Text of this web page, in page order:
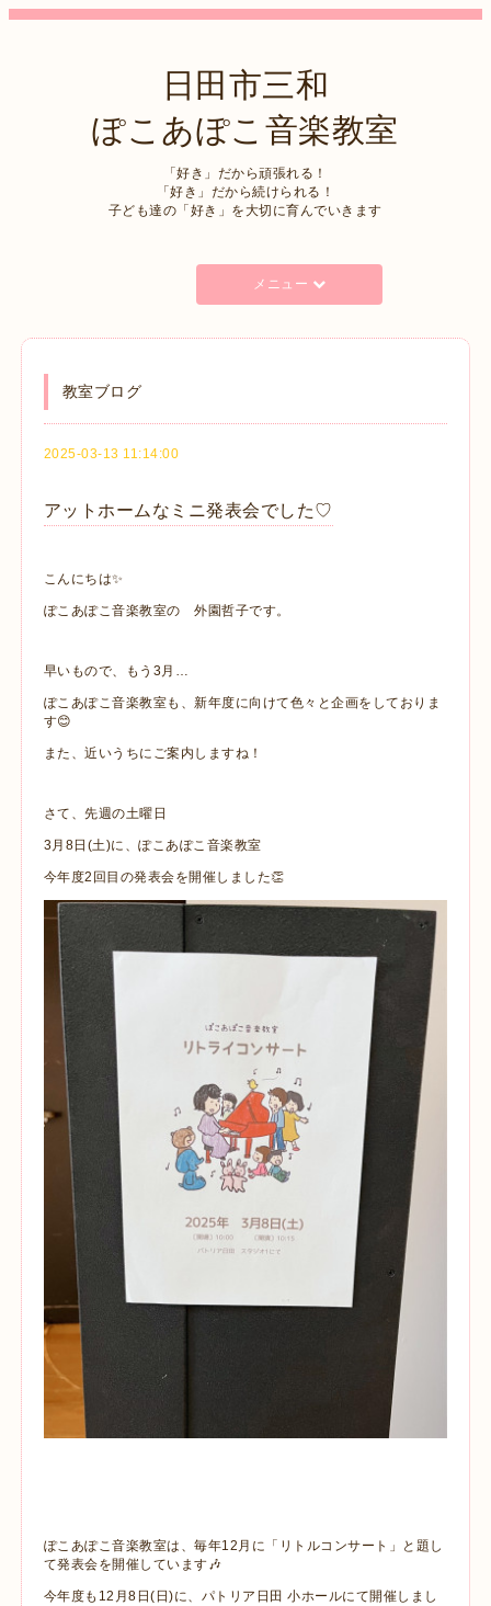
日田市三和
ぽこあぽこ音楽教室
「好き」だから頑張れる！
「好き」だから続けられる！
子ども達の「好き」を大切に育んでいきます
メニュー
教室ブログ
2025-03-13 11:14:00
アットホームなミニ発表会でした♡
こんにちは✨
ぽこあぽこ音楽教室の 外園哲子です。
早いもので、もう3月…
ぽこあぽこ音楽教室も、新年度に向けて色々と企画をしておりま
す😊
また、近いうちにご案内しますね！
さて、先週の土曜日
3月8日(土)に、ぽこあぽこ音楽教室
今年度2回目の発表会を開催しました👏
ぽこあぽこ音楽教室は、毎年12月に「リトルコンサート」と題し
て発表会を開催しています🎶
今年度も12月8日(日)に、パトリア日田 小ホールにて開催しまし